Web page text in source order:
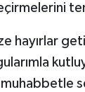
hayırlar